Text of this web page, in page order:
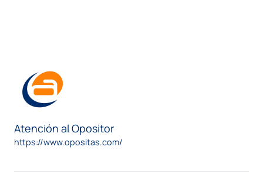
Atención al Opositor
https://www.opositas.com/